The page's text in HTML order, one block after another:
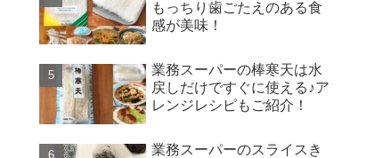
もっちり歯ごたえのある食
感が美味！
業務スーパーの棒寒天は水
戻しだけですぐに使える♪ア
レンジレシピもご紹介！
業務スーパーのスライスき